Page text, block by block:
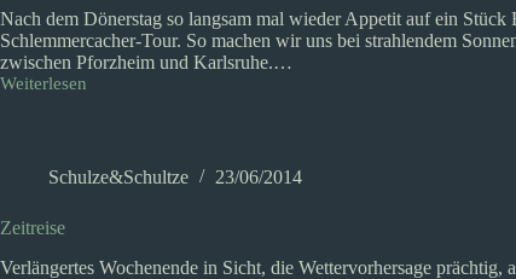
Nach dem Dönerstag so langsam mal wieder Appetit auf ein
Schlemmercacher-Tour. So machen wir uns bei strahlendem
zwischen Pforzheim und Karlsruhe.…
Weiterlesen
Viertausend
Schulze&Schultze 23/06/2014
Zeitreise
Verlängertes Wochenende in Sicht, die Wettervorhersage